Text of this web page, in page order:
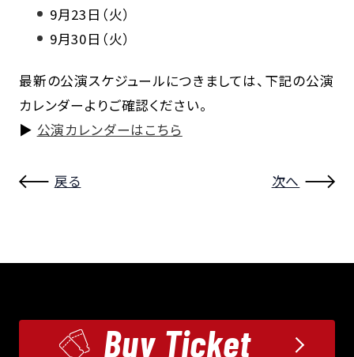
9月23日（火）
9月30日（火）
最新の公演スケジュールにつきましては、下記の公演
カレンダーよりご確認ください。
▶ 公演カレンダーはこちら
戻る 次へ
Buy Ticket